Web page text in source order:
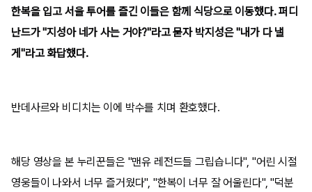
한복을 입고 서울 투어를 즐긴 이들은 함께 식당으로 이동했다. 퍼디
난드가 "지성아 네가 사는 거야?"라고 묻자 박지성은 "내가 다 낼
게"라고 화답했다.
반데사르와 비디치는 이에 박수를 치며 환호했다.
해당 영상을 본 누리꾼들은 "맨유 레전드들 그립습니다", "어린 시절
영웅들이 나와서 너무 즐거웠다", "한복이 너무 잘 어울린다", "덕분